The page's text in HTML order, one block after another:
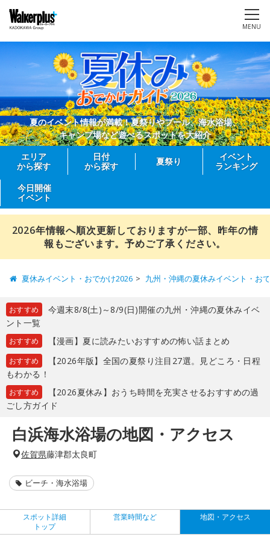
MENU
夏のイベント情報が満載！夏祭りやプール、海水浴場、
キャンプ場など遊べるスポットを大紹介
エリア
から探す
日付
から探す
夏祭り
イベント
ランキング
今日開催
イベント
2026年情報へ順次更新しておりますが一部、昨年の情
報もございます。予めご了承ください。
夏休みイベント・おでかけ2026 九州・沖縄の夏休みイベント・お
おすすめ
今週末8/8(土)～8/9(日)開催の九州・沖縄の夏休みイベ
ント一覧
おすすめ 【漫画】夏に読みたいおすすめの怖い話まとめ
おすすめ
【2026年版】全国の夏祭り注目27選。見どころ・日程
もわかる！
おすすめ
【2026夏休み】おうち時間を充実させるおすすめの過
ごし方ガイド
白浜海水浴場の地図・アクセス
佐賀県藤津郡太良町
ビーチ・海水浴場
スポット詳細
トップ
営業時間など 地図・アクセス